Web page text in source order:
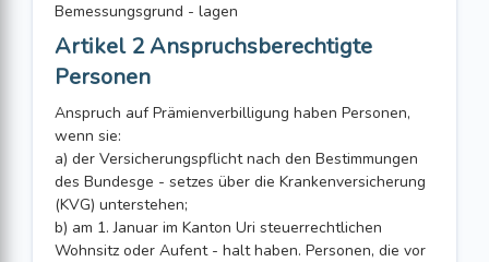
Bemessungsgrund - lagen
Artikel 2 Anspruchsberechtigte
Personen
Anspruch auf Prämienverbilligung haben Personen,
wenn sie:
a) der Versicherungspflicht nach den Bestimmungen
des Bundesge - setzes über die Krankenversicherung
(KVG) unterstehen;
b) am 1. Januar im Kanton Uri steuerrechtlichen
Wohnsitz oder Aufent - halt haben. Personen, die vor